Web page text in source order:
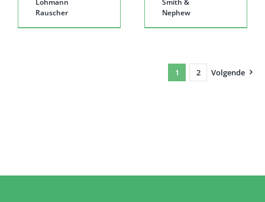
Lohmann
Rauscher
Smith &
Nephew
1 2 Volgende